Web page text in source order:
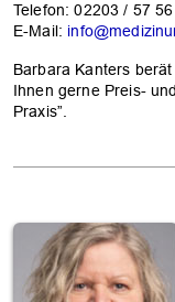
Telefon: 02203 / 57
E-Mail:
Barbara Kanters
Ihnen gerne Preis-
Praxis”.